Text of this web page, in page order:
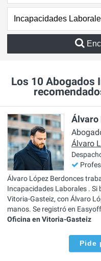
Los 10 Abogados
Álvaro
Álvaro
Álvaro López Berdonces
Incapacidades Laborales .
Vitoria-Gasteiz, con Álvaro
manos. Se registró en
Oficina en Vitoria-Gasteiz
Pide